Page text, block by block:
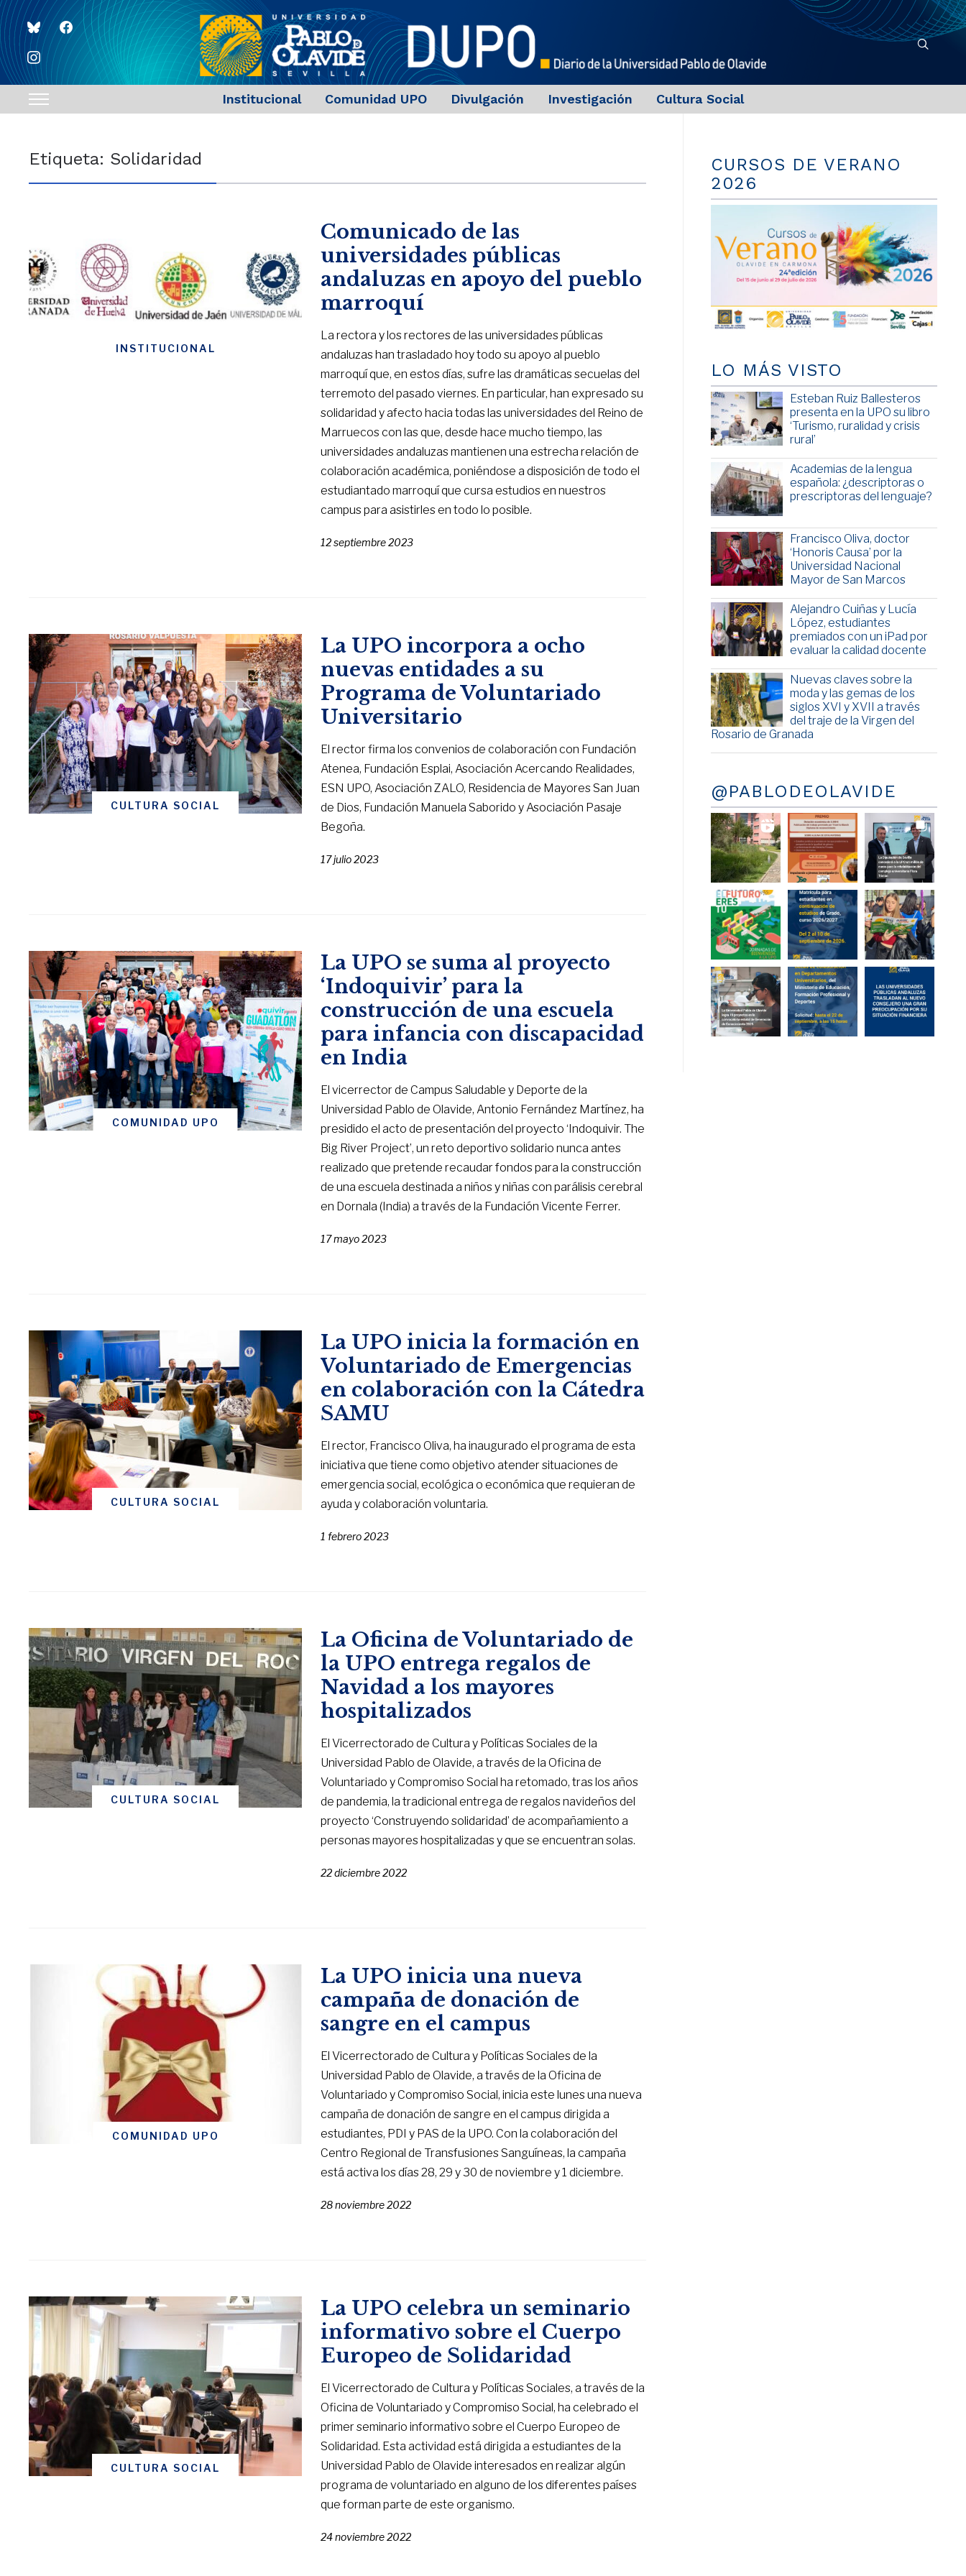
blueskyfacebook
instagram
Toggle
navigation
Institucional Comunidad UPO Divulgación Investigación Cultura Social
Etiqueta: Solidaridad
INSTITUCIONAL
Comunicado de las
universidades públicas
andaluzas en apoyo del pueblo
marroquí
La rectora y los rectores de las universidades públicas
andaluzas han trasladado hoy todo su apoyo al pueblo
marroquí que, en estos días, sufre las dramáticas secuelas del
terremoto del pasado viernes. En particular, han expresado su
solidaridad y afecto hacia todas las universidades del Reino de
Marruecos con las que, desde hace mucho tiempo, las
universidades andaluzas mantienen una estrecha relación de
colaboración académica, poniéndose a disposición de todo el
estudiantado marroquí que cursa estudios en nuestros
campus para asistirles en todo lo posible.
12 septiembre 2023
CULTURA SOCIAL
La UPO incorpora a ocho
nuevas entidades a su
Programa de Voluntariado
Universitario
El rector firma los convenios de colaboración con Fundación
Atenea, Fundación Esplai, Asociación Acercando Realidades,
ESN UPO, Asociación ZALO, Residencia de Mayores San Juan
de Dios, Fundación Manuela Saborido y Asociación Pasaje
Begoña.
17 julio 2023
COMUNIDAD UPO
La UPO se suma al proyecto
‘Indoquivir’ para la
construcción de una escuela
para infancia con discapacidad
en India
El vicerrector de Campus Saludable y Deporte de la
Universidad Pablo de Olavide, Antonio Fernández Martínez, ha
presidido el acto de presentación del proyecto ‘Indoquivir. The
Big River Project’, un reto deportivo solidario nunca antes
realizado que pretende recaudar fondos para la construcción
de una escuela destinada a niños y niñas con parálisis cerebral
en Dornala (India) a través de la Fundación Vicente Ferrer.
17 mayo 2023
CULTURA SOCIAL
La UPO inicia la formación en
Voluntariado de Emergencias
en colaboración con la Cátedra
SAMU
El rector, Francisco Oliva, ha inaugurado el programa de esta
iniciativa que tiene como objetivo atender situaciones de
emergencia social, ecológica o económica que requieran de
ayuda y colaboración voluntaria.
1 febrero 2023
CULTURA SOCIAL
La Oficina de Voluntariado de
la UPO entrega regalos de
Navidad a los mayores
hospitalizados
El Vicerrectorado de Cultura y Políticas Sociales de la
Universidad Pablo de Olavide, a través de la Oficina de
Voluntariado y Compromiso Social ha retomado, tras los años
de pandemia, la tradicional entrega de regalos navideños del
proyecto ‘Construyendo solidaridad’ de acompañamiento a
personas mayores hospitalizadas y que se encuentran solas.
22 diciembre 2022
COMUNIDAD UPO
La UPO inicia una nueva
campaña de donación de
sangre en el campus
El Vicerrectorado de Cultura y Políticas Sociales de la
Universidad Pablo de Olavide, a través de la Oficina de
Voluntariado y Compromiso Social, inicia este lunes una nueva
campaña de donación de sangre en el campus dirigida a
estudiantes, PDI y PAS de la UPO. Con la colaboración del
Centro Regional de Transfusiones Sanguíneas, la campaña
está activa los días 28, 29 y 30 de noviembre y 1 diciembre.
28 noviembre 2022
CULTURA SOCIAL
La UPO celebra un seminario
informativo sobre el Cuerpo
Europeo de Solidaridad
El Vicerrectorado de Cultura y Políticas Sociales, a través de la
Oficina de Voluntariado y Compromiso Social, ha celebrado el
primer seminario informativo sobre el Cuerpo Europeo de
Solidaridad. Esta actividad está dirigida a estudiantes de la
Universidad Pablo de Olavide interesados en realizar algún
programa de voluntariado en alguno de los diferentes países
que forman parte de este organismo.
24 noviembre 2022
CURSOS DE VERANO
2026
LO MÁS VISTO
Esteban Ruiz Ballesteros
presenta en la UPO su libro
‘Turismo, ruralidad y crisis
rural’
Academias de la lengua
española: ¿descriptoras o
prescriptoras del lenguaje?
Francisco Oliva, doctor
‘Honoris Causa’ por la
Universidad Nacional
Mayor de San Marcos
Alejandro Cuiñas y Lucía
López, estudiantes
premiados con un iPad por
evaluar la calidad docente
Nuevas claves sobre la
moda y las gemas de los
siglos XVI y XVII a través
del traje de la Virgen del
Rosario de Granada
@PABLODEOLAVIDE